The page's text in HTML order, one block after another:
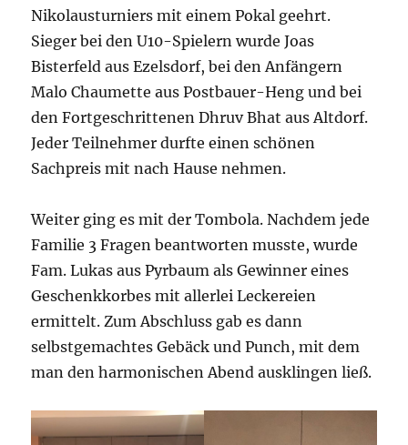
Nikolausturniers mit einem Pokal geehrt.
Sieger bei den U10-Spielern wurde Joas
Bisterfeld aus Ezelsdorf, bei den Anfängern
Malo Chaumette aus Postbauer-Heng und bei
den Fortgeschrittenen Dhruv Bhat aus Altdorf.
Jeder Teilnehmer durfte einen schönen
Sachpreis mit nach Hause nehmen.
Weiter ging es mit der Tombola. Nachdem jede
Familie 3 Fragen beantworten musste, wurde
Fam. Lukas aus Pyrbaum als Gewinner eines
Geschenkkorbes mit allerlei Leckereien
ermittelt. Zum Abschluss gab es dann
selbstgemachtes Gebäck und Punch, mit dem
man den harmonischen Abend ausklingen ließ.